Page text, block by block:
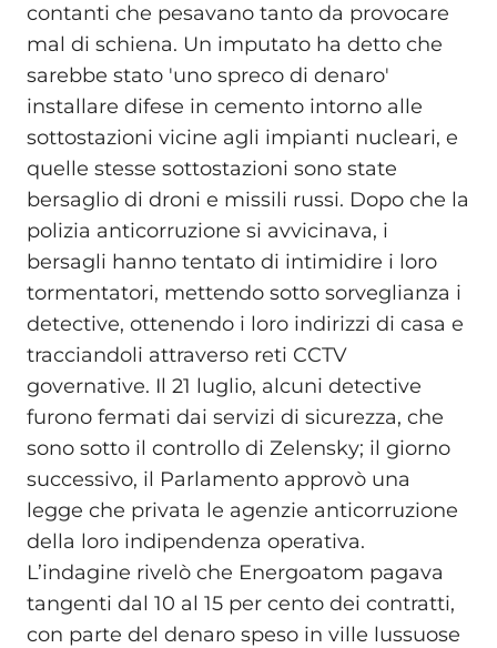
contanti che pesavano tanto da provocare
mal di schiena. Un imputato ha detto che
sarebbe stato 'uno spreco di denaro'
installare difese in cemento intorno alle
sottostazioni vicine agli impianti nucleari, e
quelle stesse sottostazioni sono state
bersaglio di droni e missili russi. Dopo che la
polizia anticorruzione si avvicinava, i
bersagli hanno tentato di intimidire i loro
tormentatori, mettendo sotto sorveglianza i
detective, ottenendo i loro indirizzi di casa e
tracciandoli attraverso reti CCTV
governative. Il 21 luglio, alcuni detective
furono fermati dai servizi di sicurezza, che
sono sotto il controllo di Zelensky; il giorno
successivo, il Parlamento approvò una
legge che privata le agenzie anticorruzione
della loro indipendenza operativa.
L’indagine rivelò che Energoatom pagava
tangenti dal 10 al 15 per cento dei contratti,
con parte del denaro speso in ville lussuose